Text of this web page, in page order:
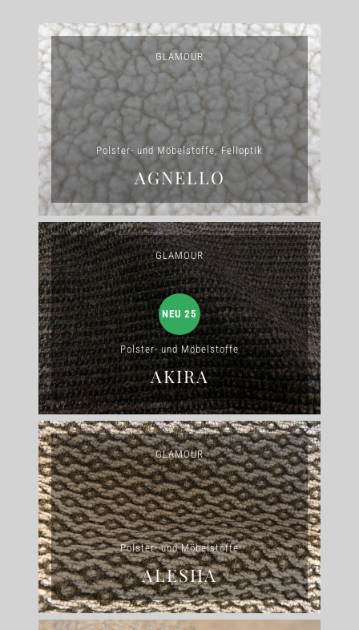
GLAMOUR
Polster- und Möbelstoffe, Felloptik
AGNELLO
GLAMOUR
NEU 25
Polster- und Möbelstoffe
AKIRA
GLAMOUR
Polster- und Möbelstoffe
ALESHA